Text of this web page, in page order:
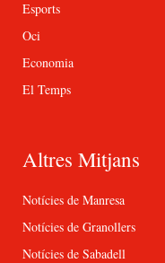
Esports
Oci
Economia
El Temps
Altres Mitjans
Notícies de Manresa
Notícies de Granollers
Notícies de Sabadell